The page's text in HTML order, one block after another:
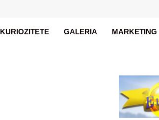
KURIOZITETE GALERIA MARKETING